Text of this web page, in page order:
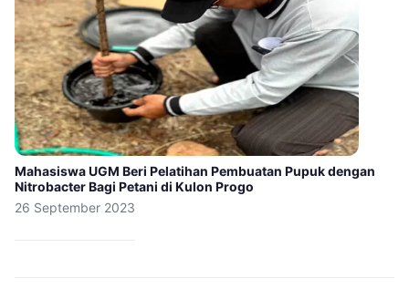
Mahasiswa UGM Beri Pelatihan Pembuatan Pupuk dengan
Nitrobacter Bagi Petani di Kulon Progo
26 September 2023